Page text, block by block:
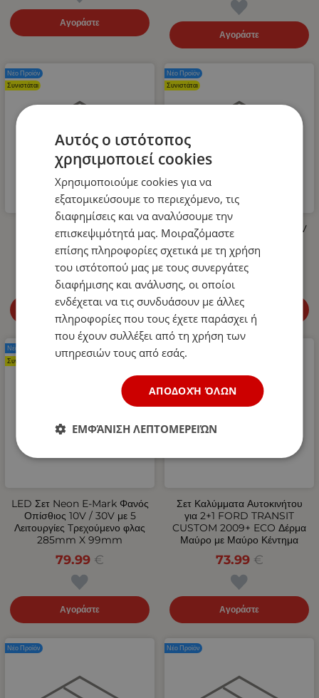
Αγοράστε
Αγοράστε
Λάστιχο Υψηλής Πίεσης για
Πλυστικό 400bar 10m
14.99 €
Αγοράστε
Νέο Προϊόν
Συνιστάται
LED Όγκου Τριπλό 12V / 24V
Πορτοκαλί 110mm x 30mm
4.99 €
Αγοράστε
Νέο Προϊόν
Συνιστάται
LED Σετ Neon Е-Мark Φανός
Οπίσθιος 10V / 30V με 5
Λειτουργίες Tρεχούμενο φλας
285mm X 99mm
79.99 €
Αγοράστε
Νέο Προϊόν
Συνιστάται
Σετ Καλύμματα Αυτοκινήτου
για 2+1 FORD TRANSIT
CUSTOM 2009+ ECO Δέρμα
Μαύρο με Μαύρο Κέντημα
73.99 €
Αγοράστε
Νέο Προϊόν
Νέο Προϊόν Νέο Προϊόν
Αυτός ο ιστότοπος
χρησιμοποιεί cookies
Χρησιμοποιούμε cookies για να
εξατομικεύσουμε το περιεχόμενο, τις
διαφημίσεις και να αναλύσουμε την
επισκεψιμότητά μας. Μοιραζόμαστε
επίσης πληροφορίες σχετικά με τη χρήση
του ιστότοπού μας με τους συνεργάτες
διαφήμισης και ανάλυσης, οι οποίοι
ενδέχεται να τις συνδυάσουν με άλλες
πληροφορίες που τους έχετε παράσχει ή
που έχουν συλλέξει από τη χρήση των
υπηρεσιών τους από εσάς.
ΑΠΟΔΟΧΉ ΌΛΩΝ
ΕΜΦΆΝΙΣΗ ΛΕΠΤΟΜΕΡΕΙΏΝ